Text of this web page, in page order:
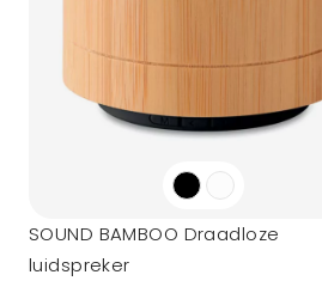
SOUND BAMBOO Draadloze
luidspreker